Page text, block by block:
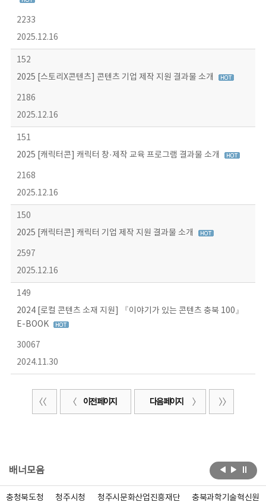
2233
2025.12.16
152
2025 [스토리X콘텐츠] 콘텐츠 기업 제작 지원 결과물 소개
2186
2025.12.16
151
2025 [캐릭터콘] 캐릭터 창·제작 교육 프로그램 결과물 소개
2168
2025.12.16
150
2025 [캐릭터콘] 캐릭터 기업 제작 지원 결과물 소개
2597
2025.12.16
149
2024 [로컬 콘텐츠 소재 지원] 『이야기가 있는 콘텐츠 충북 100』
E-BOOK
30067
2024.11.30
이전 페이지 다음 페이지
배너모음
충청북도청 청주시청 청주시문화산업진흥재단 충북과학기술혁신원